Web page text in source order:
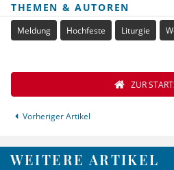
THEMEN & AUTOREN
Meldung Hochfeste Liturgie
Vorheriger Artikel
ZUR
WEITERE ARTIKEL